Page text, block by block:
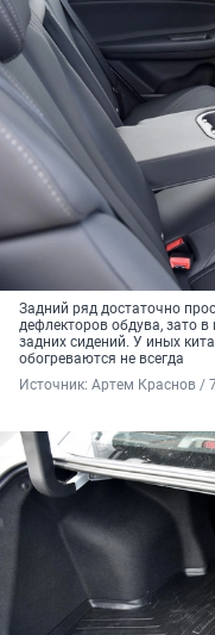
Задний ряд достаточно
дефлекторов обдува, зато
задних сидений. У иных
обогреваются не всегда
Источник: Артем Краснов /